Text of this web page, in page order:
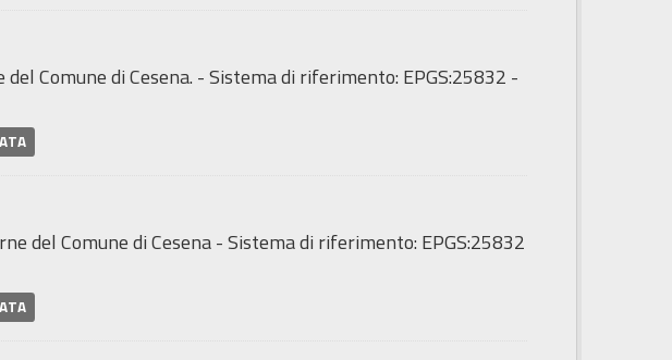
Comune di Cesena. - Sistema di riferimento: EPGS:25832 -
del Comune di Cesena - Sistema di riferimento: EPGS:25832